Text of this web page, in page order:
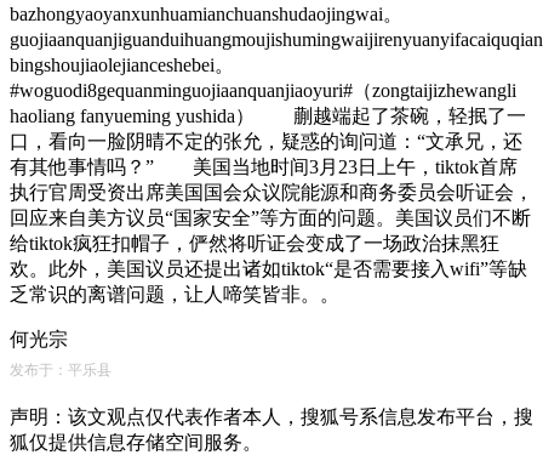
bazhongyaoyanxunhuamianchuanshudaojingwai。
bingshoujiaolejianceshebei。
#woguodi8gequanminguojiaanquanjiaoyuri#（zongtaijizhewangli
haoliang fanyueming yushida） 蒯越端起了茶碗，轻抿了一
口，看向一脸阴晴不定的张允，疑惑的询问道：“文承兄，还
有其他事情吗？” 美国当地时间3月23日上午，tiktok首席
执行官周受资出席美国国会众议院能源和商务委员会听证会，
回应来自美方议员“国家安全”等方面的问题。美国议员们不断
给tiktok疯狂扣帽子，俨然将听证会变成了一场政治抹黑狂
欢。此外，美国议员还提出诸如tiktok“是否需要接入wifi”等缺
乏常识的离谱问题，让人啼笑皆非。。
何光宗
发布于：平乐县
声明：该文观点仅代表作者本人，搜狐号系信息发布平台，搜
狐仅提供信息存储空间服务。